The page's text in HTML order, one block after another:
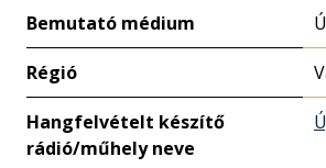
Bemutató médium
Régió
Hangfelvételt készítő
rádió/műhely neve